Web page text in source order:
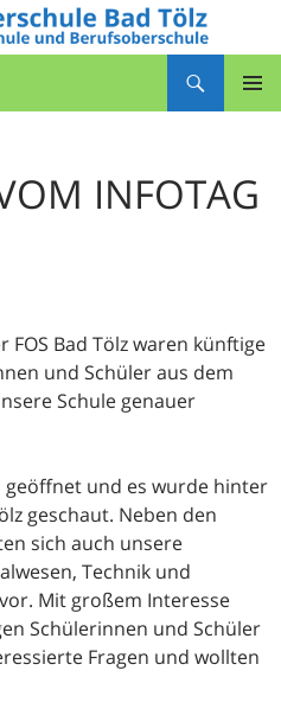
INFOTAG
Bad Tölz waren künftige
und Schüler aus dem
Schule genauer
geöffnet und es wurde hinter
geschaut. Neben den
sich auch unsere
Technik und
Mit großem Interesse
Schülerinnen und Schüler
Fragen und wollten